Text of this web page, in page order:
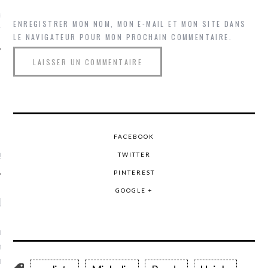
MOI SUR
@Isa_Monrozier
ARCACHON
je t'aime, my little bassin
comment ? "
ENREGISTRER MON NOM, MON E-MAIL ET MON SITE DANS
LE NAVIGATEUR POUR MON PROCHAIN COMMENTAIRE.
FACEBOOK
TWITTER
PINTEREST
GOOGLE +